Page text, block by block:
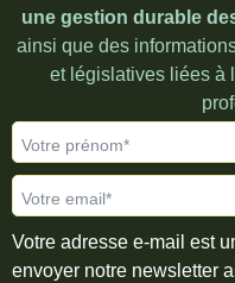
une gestion durable
ainsi que des
et législatives liées à
Votre prénom*
Votre email*
Votre adresse e-mail est
envoyer notre newsletter